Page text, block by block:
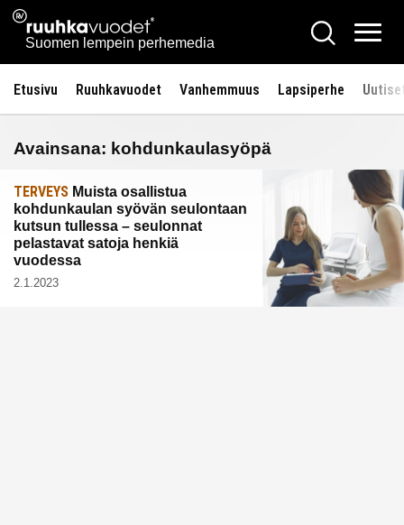
Siirry
sisältöön
Ruuhkavuodet.fi
Suomen lempein perhemedia
Hae
Etusivu Ruuhkavuodet Vanhemmuus Lapsiperhe
Avainsana: kohdunkaulasyöpä
TERVEYS Muista osallistua
kohdunkaulan syövän seulontaan
kutsun tullessa – seulonnat
pelastavat satoja henkiä
vuodessa
2.1.2023